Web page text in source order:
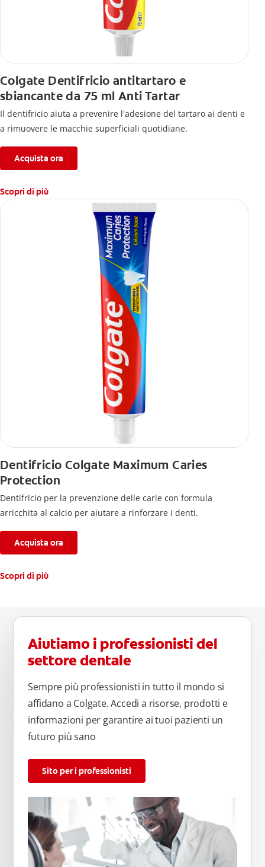
Colgate Dentifricio antitartaro e
sbiancante da 75 ml Anti Tartar
Il dentifricio aiuta a prevenire l'adesione del tartaro ai denti e
a rimuovere le macchie superficiali quotidiane.
Acquista ora
Scopri di più
Dentifricio Colgate Maximum Caries
Protection
Dentifricio per la prevenzione delle carie con formula
arricchita al calcio per aiutare a rinforzare i denti.
Acquista ora
Scopri di più
Aiutiamo i professionisti del
settore dentale
Sempre più professionisti in tutto il mondo si
affidano a Colgate. Accedi a risorse, prodotti e
informazioni per garantire ai tuoi pazienti un
futuro più sano
Sito per i professionisti